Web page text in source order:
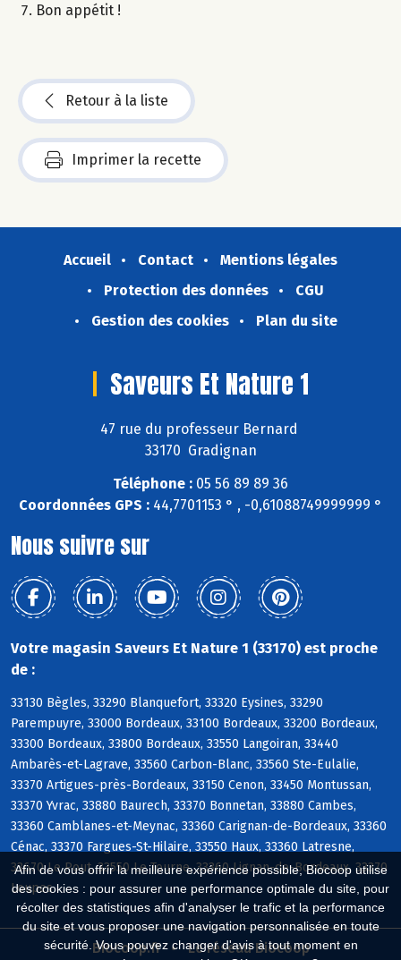
Afin de vous offrir la meilleure expérience possible, Biocoop utilise
des cookies : pour assurer une performance optimale du site, pour
récolter des statistiques afin d'analyser le trafic et la performance
du site et vous proposer une navigation personnalisée en toute
sécurité. Vous pouvez changer d'avis à tout moment en
Bon appétit !
Retour à la liste
Imprimer la recette
Accueil Contact
Mentions légales
Protection des données
CGU
Gestion des cookies
Plan du site
Saveurs Et Nature 1
47 rue du professeur Bernard
33170 Gradignan
Téléphone : 05 56 89 89 36
Coordonnées GPS : 44,7701153 ° , -0,61088749999999 °
Nous suivre sur
Votre magasin Saveurs Et Nature 1 (33170) est proche
de :
33130 Bègles, 33290 Blanquefort, 33320 Eysines, 33290
Parempuyre, 33000 Bordeaux, 33100 Bordeaux, 33200 Bordeaux,
33300 Bordeaux, 33800 Bordeaux, 33550 Langoiran, 33440
Ambarès-et-Lagrave, 33560 Carbon-Blanc, 33560 Ste-Eulalie,
33370 Artigues-près-Bordeaux, 33150 Cenon, 33450 Montussan,
33370 Yvrac, 33880 Baurech, 33370 Bonnetan, 33880 Cambes,
33360 Camblanes-et-Meynac, 33360 Carignan-de-Bordeaux, 33360
Cénac, 33370 Fargues-St-Hilaire, 33550 Haux, 33360 Latresne,
33670 Le Pout, 33550 Le Tourne, 33360 Lignan-de-Bordeaux, 33370
Loupes
Biocoop.fr Le réseau Biocoop